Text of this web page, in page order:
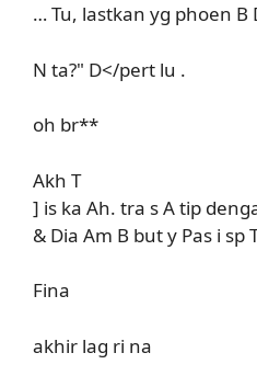
… Tu, lastkan yg phoen B
N ta?" D</pert lu .
oh br**
Akh T
] is ka Ah. tra s A tip
& Dia Am B but y Pas i sp
Fina
akhir lag ri na